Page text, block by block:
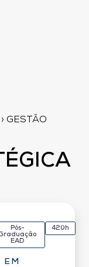
› GESTÃO
Pós-
EAD
420h
EM